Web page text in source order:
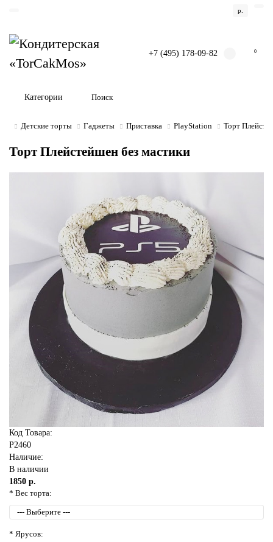
р.
+7 (495) 178-09-82 0
Категории
Детские торты Гаджеты Приставка PlayStation Торт
Торт Плейстейшен без мастики
Код Товара:
P2460
Наличие:
В наличии
1850 р.
* Вес торта:
* Ярусов: